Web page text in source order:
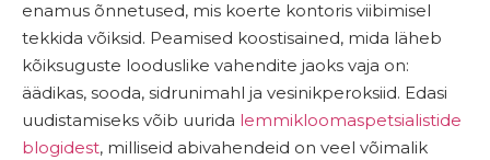
enamus õnnetused, mis koerte kontoris viibimisel
tekkida võiksid. Peamised koostisained, mida läheb
kõiksuguste looduslike vahendite jaoks vaja on:
äädikas, sooda, sidrunimahl ja vesinikperoksiid. Edasi
uudistamiseks võib uurida lemmikloomaspetsialistide
blogidest, milliseid abivahendeid on veel võimalik